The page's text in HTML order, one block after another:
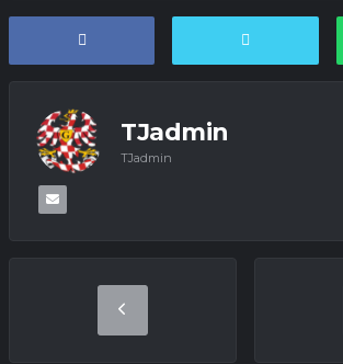
TJadmin
TJadmin